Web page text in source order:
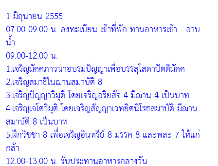
1 มิถุนายน 2555
07.00-09.00 น. ลงทะเบียน เข้าที่พัก ทานอาหารเช้า - อาบ
น้ำ
09.00-12.00 น.
1.เจริญมัคคภาวนาอบรมปัญญาเพื่อบรรลุโสดาปัตติมัคค
2.เจริญสมาธิในฌานสมาบัติ 8
3.เจริญปัญญาวิมุติ โดยเจริญอริยสัจ 4 มีฌาน 4 เป็นบาท
4.เจริญเจโตวิมุติ โดยเจริญสัญญาเวทยิตนิโรธสมาบัติ มีฌาน
สมาบัติ 8 เป็นบาท
5.ฝึกวิชชา 8 เพื่อเจริญอินทรีย์ 8 มรรค 8 และพละ 7 ให้แก่
กล้า
12.00-13.00 น. รับประทานอาหารกลางวัน